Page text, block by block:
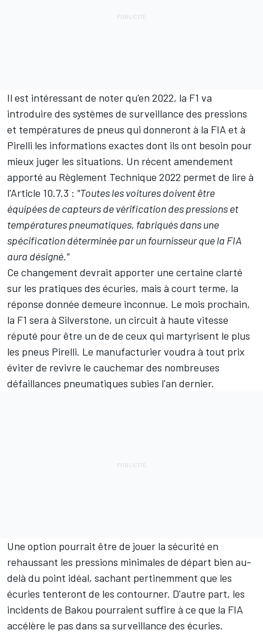
Il est intéressant de noter qu'en 2022, la F1 va
introduire des systèmes de surveillance des pressions
et températures de pneus qui donneront à la FIA et à
Pirelli les informations exactes dont ils ont besoin pour
mieux juger les situations. Un récent amendement
apporté au Règlement Technique 2022 permet de lire à
l'Article 10.7.3 : "Toutes les voitures doivent être
équipées de capteurs de vérification des pressions et
températures pneumatiques, fabriqués dans une
spécification déterminée par un fournisseur que la FIA
aura désigné."
Ce changement devrait apporter une certaine clarté
sur les pratiques des écuries, mais à court terme, la
réponse donnée demeure inconnue. Le mois prochain,
la F1 sera à Silverstone, un circuit à haute vitesse
réputé pour être un de de ceux qui martyrisent le plus
les pneus Pirelli. Le manufacturier voudra à tout prix
éviter de revivre le cauchemar des nombreuses
défaillances pneumatiques subies l'an dernier.
Une option pourrait être de jouer la sécurité en
rehaussant les pressions minimales de départ bien au-
delà du point idéal, sachant pertinemment que les
écuries tenteront de les contourner. D'autre part, les
incidents de Bakou pourraient suffire à ce que la FIA
accélère le pas dans sa surveillance des écuries.